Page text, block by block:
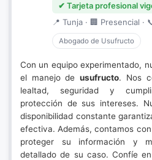
✔ Tarjeta profesional
📍 Tunja · 🏢 Presencial ·
Abogado de Usufructo
Con un equipo experimentado,
el manejo deusufructo. Nos
lealtad, seguridad y
protección de sus intereses.
disponibilidad constante
efectiva. Además, contamos
proteger su información y
detallado de su caso. Confíe